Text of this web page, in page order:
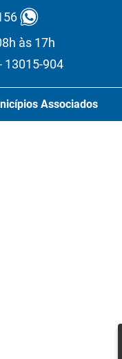
às 17h
13015-904
Associados